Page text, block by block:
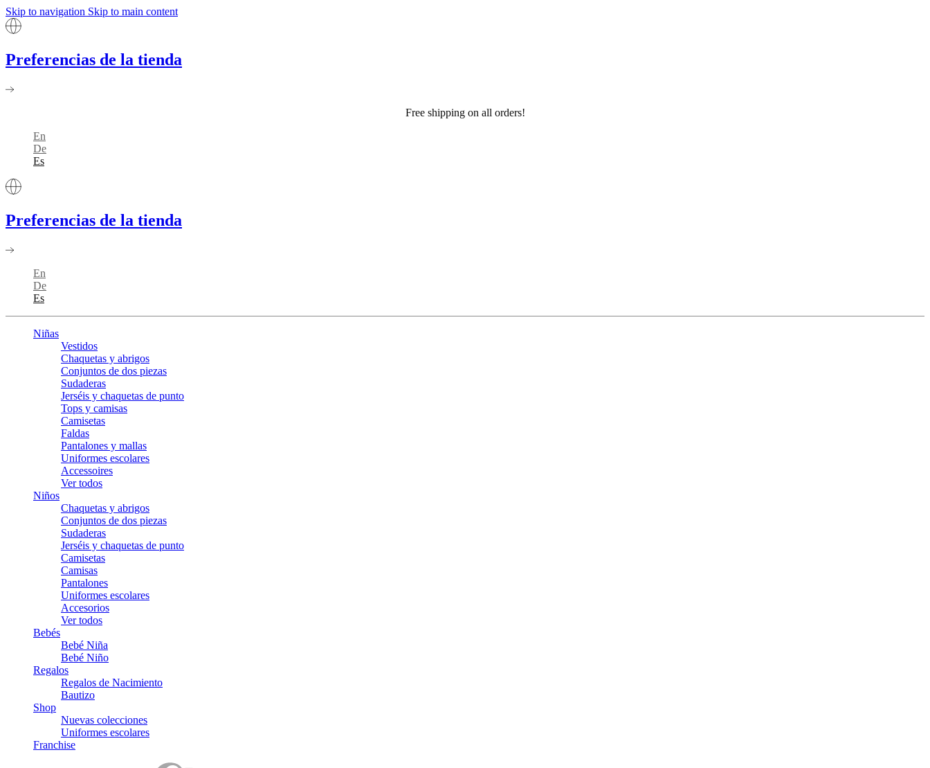
Skip to navigation Skip to main content
Preferencias de la tienda
Free shipping on all orders!
En
De
Es
Preferencias de la tienda
En
De
Es
Niñas
Vestidos
Chaquetas y abrigos
Conjuntos de dos piezas
Sudaderas
Jerséis y chaquetas de punto
Tops y camisas
Camisetas
Faldas
Pantalones y mallas
Uniformes escolares
Accessoires
Ver todos
Niños
Chaquetas y abrigos
Conjuntos de dos piezas
Sudaderas
Jerséis y chaquetas de punto
Camisetas
Camisas
Pantalones
Uniformes escolares
Accesorios
Ver todos
Bebés
Bebé Niña
Bebé Niño
Regalos
Regalos de Nacimiento
Bautizo
Shop
Nuevas colecciones
Uniformes escolares
Franchise